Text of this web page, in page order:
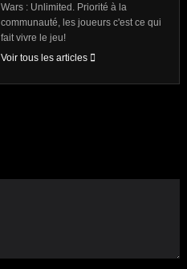
Wars : Unlimited. Priorité à la
communauté, les joueurs c'est ce qui
fait vivre le jeu!
Voir tous les articles